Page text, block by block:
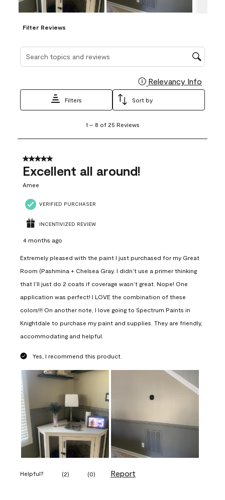
Filter Reviews
Relevancy Info
Filters Sort by
8
25
Reviews
1 – 8 of 25 Reviews
5 out of 5 stars.
Excellent all around!
Amee
VERIFIED PURCHASER
INCENTIVIZED REVIEW
4 months ago
Extremely pleased with the paint I just purchased for my Great
Room (Pashmina + Chelsea Gray. I didn’t use a primer thinking
that I’ll just do 2 coats if coverage wasn’t great. Nope! One
application was perfect! I LOVE the combination of these
colors!!! On another note, I love going to Spectrum Paints in
Knightdale to purchase my paint and supplies. They are friendly,
accommodating and helpful.
Yes, I recommend this product.
Helpful? (2) (0) Report